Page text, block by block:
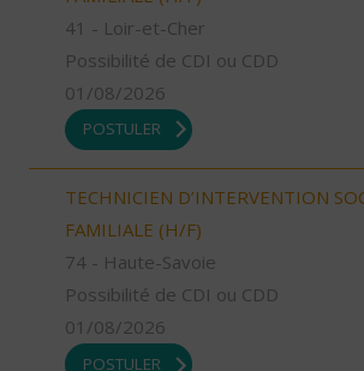
41 - Loir-et-Cher
Possibilité de CDI ou CDD
01/08/2026
POSTULER
TECHNICIEN D’INTERVENTION
FAMILIALE (H/F)
74 - Haute-Savoie
Possibilité de CDI ou CDD
01/08/2026
POSTULER